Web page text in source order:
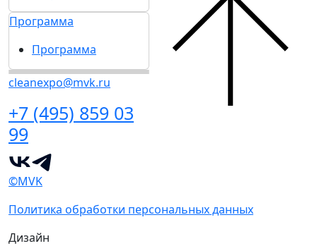
Программа
Программа
cleanexpo@mvk.ru
+7 (495) 859 03
99
©MVK
Политика обработки персональных данных
Дизайн